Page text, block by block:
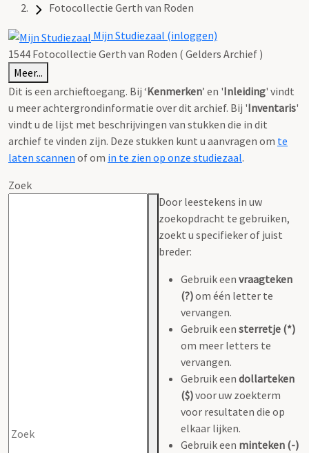
Fotocollectie Gerth van Roden
Mijn Studiezaal (inloggen)
1544 Fotocollectie Gerth van Roden ( Gelders Archief )
Meer...
Dit is een archieftoegang. Bij ‘Kenmerken’ en 'Inleiding' vindt
u meer achtergrondinformatie over dit archief. Bij 'Inventaris'
vindt u de lijst met beschrijvingen van stukken die in dit
archief te vinden zijn. Deze stukken kunt u aanvragen om te
laten scannen of om in te zien op onze studiezaal.
Zoek
Door leestekens in uw
zoekopdracht te gebruiken,
zoekt u specifieker of juist
breder:
Gebruik een vraagteken
(?)om één letter te
vervangen.
Gebruik een sterretje (*)
om meer letters te
vervangen.
Gebruik een dollarteken
($)voor uw zoekterm
voor resultaten die op
elkaar lijken.
Gebruik een minteken (-)